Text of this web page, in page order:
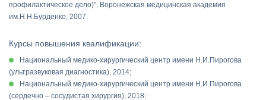
профилактическое дело)", Воронежская медицинская академия
им.Н.Н.Бурденко, 2007.
Курсы повышения квалификации:
Национальный медико-хирургический центр имени Н.И.Пирогова
(ультразвуковая диагностика), 2014;
Национальный медико-хирургический центр имени Н.И.Пирогова
(сердечно – сосудистая хирургия), 2018;